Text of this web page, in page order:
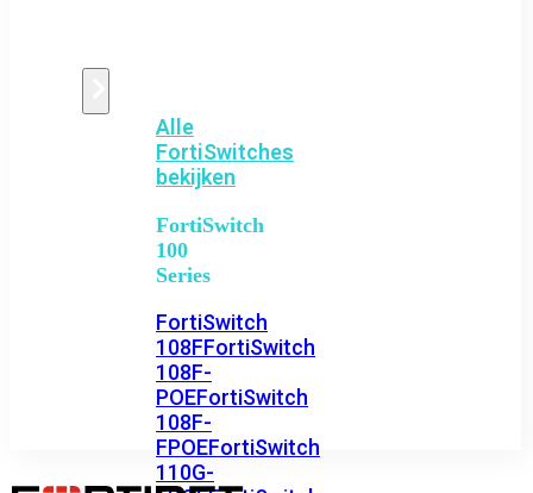
Alle
FortiSwitches
bekijken
FortiSwitch
100
Series
FortiSwitch
108FFortiSwitch
108F-
POEFortiSwitch
108F-
FPOEFortiSwitch
110G-